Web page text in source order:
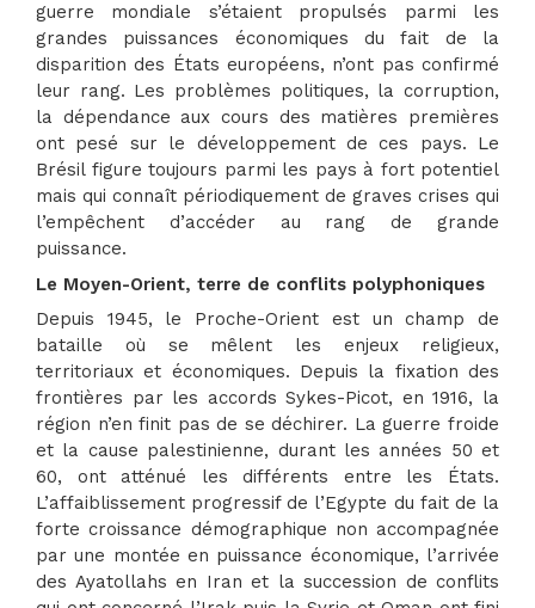
guerre mondiale s’étaient propulsés parmi les
grandes puissances économiques du fait de la
disparition des États européens, n’ont pas confirmé
leur rang. Les problèmes politiques, la corruption,
la dépendance aux cours des matières premières
ont pesé sur le développement de ces pays. Le
Brésil figure toujours parmi les pays à fort potentiel
mais qui connaît périodiquement de graves crises qui
l’empêchent d’accéder au rang de grande
puissance.
Le Moyen-Orient, terre de conflits polyphoniques
Depuis 1945, le Proche-Orient est un champ de
bataille où se mêlent les enjeux religieux,
territoriaux et économiques. Depuis la fixation des
frontières par les accords Sykes-Picot, en 1916, la
région n’en finit pas de se déchirer. La guerre froide
et la cause palestinienne, durant les années 50 et
60, ont atténué les différents entre les États.
L’affaiblissement progressif de l’Egypte du fait de la
forte croissance démographique non accompagnée
par une montée en puissance économique, l’arrivée
des Ayatollahs en Iran et la succession de conflits